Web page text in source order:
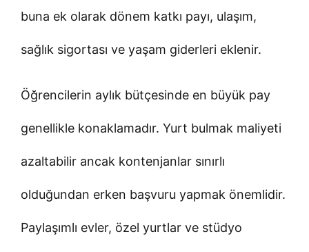
buna ek olarak dönem katkı payı, ulaşım,
sağlık sigortası ve yaşam giderleri eklenir.
Öğrencilerin aylık bütçesinde en büyük pay
genellikle konaklamadır. Yurt bulmak maliyeti
azaltabilir ancak kontenjanlar sınırlı
olduğundan erken başvuru yapmak önemlidir.
Paylaşımlı evler, özel yurtlar ve stüdyo